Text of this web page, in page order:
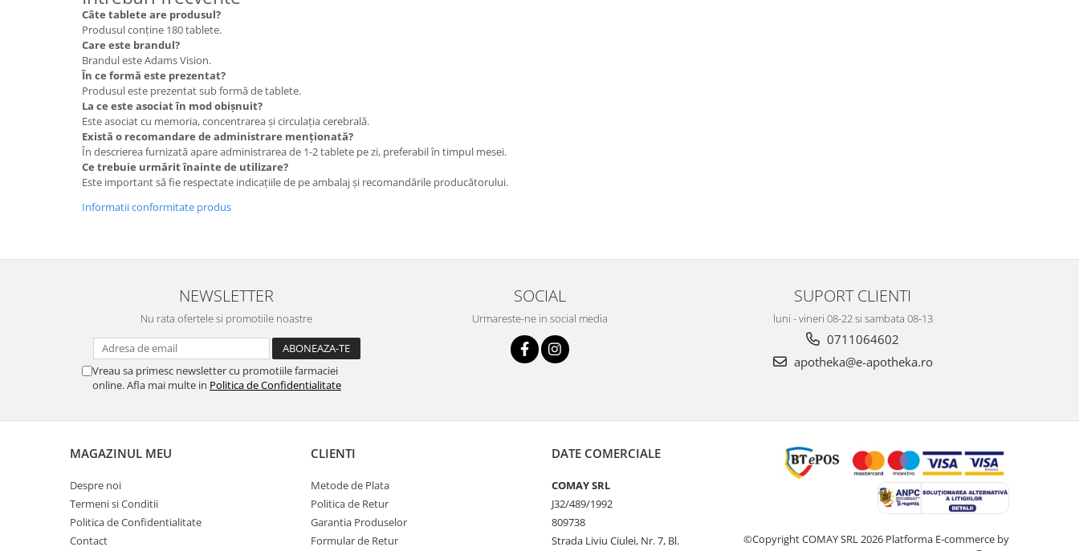
Câte tablete are produsul?
Produsul conține 180 tablete.
Care este brandul?
Brandul este Adams Vision.
În ce formă este prezentat?
Produsul este prezentat sub formă de tablete.
La ce este asociat în mod obișnuit?
Este asociat cu memoria, concentrarea și circulația cerebrală.
Există o recomandare de administrare menționată?
În descrierea furnizată apare administrarea de 1-2 tablete pe zi, preferabil în timpul mesei.
Ce trebuie urmărit înainte de utilizare?
Este important să fie respectate indicațiile de pe ambalaj și recomandările producătorului.
Informatii conformitate produs
NEWSLETTER
Nu rata ofertele si promotiile noastre
Vreau sa primesc newsletter cu promotiile farmaciei
online. Afla mai multe in Politica de Confidentialitate
SOCIAL
Urmareste-ne in social media
SUPORT CLIENTI
luni - vineri 08-22 si sambata 08-13
0711064602
apotheka@e-apotheka.ro
MAGAZINUL MEU
Despre noi
Termeni si Conditii
Politica de Confidentialitate
Contact
CLIENTI
Metode de Plata
Politica de Retur
Garantia Produselor
Formular de Retur
DATE COMERCIALE
COMAY SRL
J32/489/1992
809738
Strada Liviu Ciulei, Nr. 7, Bl.
©Copyright COMAY SRL 2026 Platforma E-commerce by